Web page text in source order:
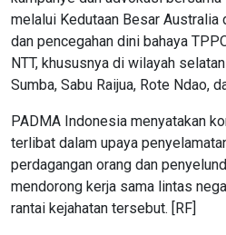
melalui Kedutaan Besar Australia
dan pencegahan dini bahaya
NTT, khususnya di wilayah
Sumba, Sabu Raijua, Rote Ndao,
PADMA Indonesia menyatakan
terlibat dalam upaya
perdagangan orang dan
mendorong kerja sama lintas
rantai kejahatan tersebut. [RF]